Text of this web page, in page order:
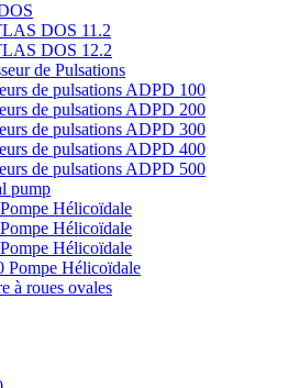
DOS 11.2
DOS 12.2
de Pulsations
de pulsations ADPD 100
de pulsations ADPD 200
de pulsations ADPD 300
de pulsations ADPD 400
de pulsations ADPD 500
pump
Ηélicoïdale
Ηélicoïdale
Ηélicoïdale
Pompe Ηélicoïdale
à roues ovales